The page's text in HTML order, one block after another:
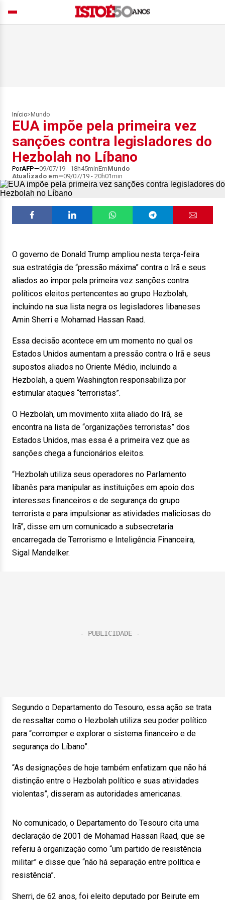
Início> Mundo
EUA impõe pela primeira vez
sanções contra legisladores do
Hezbolah no Líbano
PorAFP 09/07/19 - 18h45minEmMundo
Atualizado em
09/07/19 - 20h01min
O governo de Donald Trump ampliou nesta terça-feira
sua estratégia de “pressão máxima” contra o Irã e seus
aliados ao impor pela primeira vez sanções contra
políticos eleitos pertencentes ao grupo Hezbolah,
incluindo na sua lista negra os legisladores libaneses
Amin Sherri e Mohamad Hassan Raad.
Essa decisão acontece em um momento no qual os
Estados Unidos aumentam a pressão contra o Irã e seus
supostos aliados no Oriente Médio, incluindo a
Hezbolah, a quem Washington responsabiliza por
estimular ataques “terroristas”.
O Hezbolah, um movimento xiita aliado do Irã, se
encontra na lista de “organizações terroristas” dos
Estados Unidos, mas essa é a primeira vez que as
sanções chega a funcionários eleitos.
“Hezbolah utiliza seus operadores no Parlamento
libanês para manipular as instituições em apoio dos
interesses financeiros e de segurança do grupo
terrorista e para impulsionar as atividades maliciosas do
Irã”, disse em um comunicado a subsecretaria
encarregada de Terrorismo e Inteligência Financeira,
Sigal Mandelker.
Segundo o Departamento do Tesouro, essa ação se trata
de ressaltar como o Hezbolah utiliza seu poder político
para “corromper e explorar o sistema financeiro e de
segurança do Líbano”.
“As designações de hoje também enfatizam que não há
distinção entre o Hezbolah político e suas atividades
violentas”, disseram as autoridades americanas.
No comunicado, o Departamento do Tesouro cita uma
declaração de 2001 de Mohamad Hassan Raad, que se
referiu à organização como “um partido de resistência
militar” e disse que “não há separação entre política e
resistência”.
Sherri, de 62 anos, foi eleito deputado por Beirute em